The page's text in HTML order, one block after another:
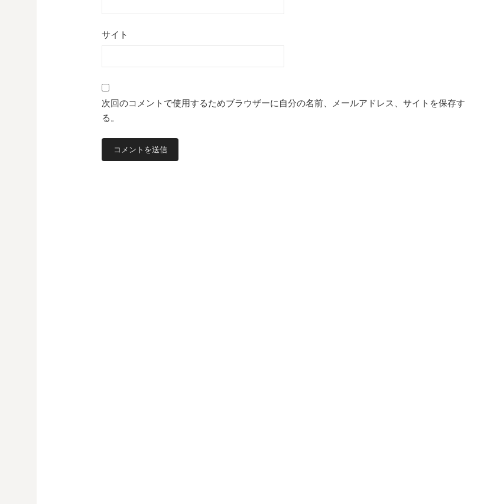
サイト
次回のコメントで使用するためブラウザーに自分の名前、メールアドレス、サイトを保存す
る。